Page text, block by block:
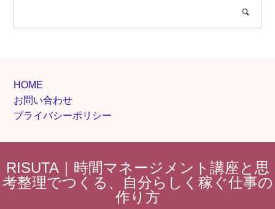
HOME
お問い合わせ
プライバシーポリシー
RISUTA｜時間マネージメント講座と思
考整理でつくる、自分らしく稼ぐ仕事の
作り方